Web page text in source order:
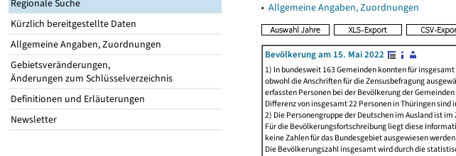
Regionale Suche
Kürzlich bereitgestellte Daten
Allgemeine Angaben, Zuordnungen
Gebietsveränderungen,
Änderungen zum Schlüsselverzeichnis
Definitionen und Erläuterungen
Newsletter
▸ Allgemeine Angaben, Zuordnungen
Bevölkerung am 15. Mai 2022
1) In bundesweit 163 Gemeinden konnten für
obwohl die Anschriften für die Zensusbefragung
erfassten Personen bei der Bevölkerung der
Differenz von insgesamt 22 Personen in Thüringen
2) Die Personengruppe der Deutschen im Ausland ist
Für die Bevölkerungsfortschreibung liegt diese
keine Zahlen für das Bundesgebiet ausgewiesen werden.
Die Bevölkerungszahl insgesamt wird durch die